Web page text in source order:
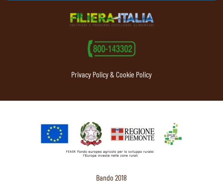
Privacy Policy & Cookie Policy
Bando 2018